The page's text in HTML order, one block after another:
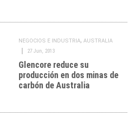
NEGOCIOS E INDUSTRIA, AUSTRALIA
27 Jun, 2013
Glencore reduce su
producción en dos minas de
carbón de Australia